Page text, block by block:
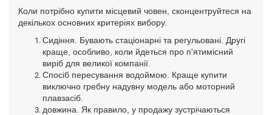
Коли потрібно купити місцевий човен, сконцентруйтеся на
декількох основних критеріях вибору.
Сидіння. Бувають стаціонарні та регульовані. Другі
краще, особливо, коли йдеться про п'ятимісний
виріб для великої компанії.
Спосіб пересування водоймою. Краще купити
виключно гребну надувну модель або моторний
плавзасіб.
довжина. Як правило, у продажу зустрічаються